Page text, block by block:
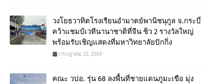
วงโยธวาทิตโรงเรียนอำมาตย์พานิชนุกูล จ.กระบี่
คว้าแชมป์เวทีนานาชาติที่จีน ซิว 2 รางวัลใหญ่
พร้อมรับเชิญแสดงที่มหาวิทยาลัยปักกิ่ง
กรกฎาคม 22, 2569
คณะ วปอ. รุ่น 68 ลงพื้นที่ชายแดนภูมะเขือ มุ่ง